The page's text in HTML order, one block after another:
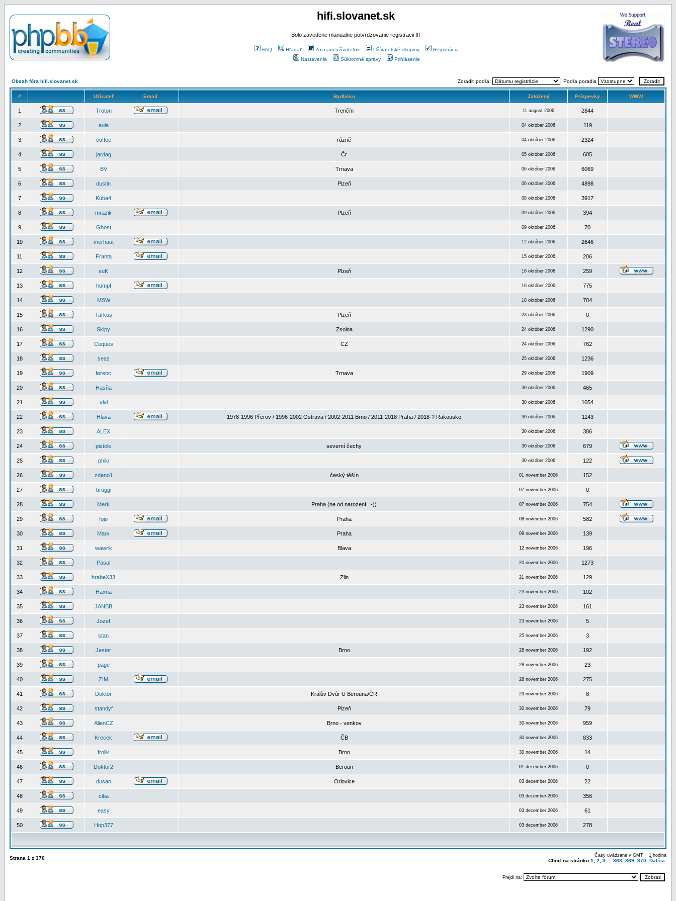
hifi.slovanet.sk
Bolo zavedene manualne potvrdzovanie registracii !!!
FAQ Hľadať Zoznam užívateľov Užívateľské skupiny
Registrácia
Nastavenia
Súkromné správy Prihlásenie
Obsah fóra hifi.slovanet.sk Zoradiť podľa: Podľa poradia
# Užívateľ Email Bydlisko Založený Príspevky WWW
1 Troton Trenčín 11 august 2006 2844
2 aula 04 október 2006 119
3 coffee různě 04 október 2006 2324
4 jardag Čr 05 október 2006 685
5 BV Trnava 06 október 2006 6069
6 dustin Plzeň 06 október 2006 4898
7 Kuba4 08 október 2006 3917
8 mrazik Plzeň 09 október 2006 394
9 Ghost 09 október 2006 70
10 merhaut 12 október 2006 2646
11 Franta 15 október 2006 206
12 suK Plzeň 16 október 2006 259
13 humpf 16 október 2006 775
14 MSW 18 október 2006 704
15 Tarkus Plzeň 23 október 2006 0
16 Skipy Zsolna 24 október 2006 1290
17 Coques CZ 24 október 2006 762
18 seas 25 október 2006 1236
19 ferenc Trnava 29 október 2006 1909
20 Hasňa 30 október 2006 465
21 vivi 30 október 2006 1054
22 Hlava 1978-1996 Přerov / 1996-2002 Ostrava / 2002-2011 Brno / 2011-2018 Praha / 2018-? Rakousko 30 október 2006 1143
23 ALEX 30 október 2006 386
24 pistole severní čechy 30 október 2006 679
25 philo 30 október 2006 122
26 zdeno1 český těšín 01 november 2006 152
27 bruggi 07 november 2006 0
28 Merk Praha (ne od narození! ;-)) 07 november 2006 754
29 fojo Praha 08 november 2006 582
30 Marx Praha 09 november 2006 139
31 wawrik Blava 12 november 2006 196
32 Pasul 20 november 2006 1273
33 hrabeX33 Zlin 21 november 2006 129
34 Haxna 23 november 2006 102
35 JANBB 23 november 2006 161
36 Jozef 23 november 2006 5
37 stan 25 november 2006 3
38 Jester Brno 28 november 2006 192
39 page 28 november 2006 23
40 ZIM 28 november 2006 275
41 Doktor Králův Dvůr U Berouna/ČR 29 november 2006 8
42 standyf Plzeň 30 november 2006 79
43 AlienCZ Brno - venkov 30 november 2006 959
44 Krecek ČB 30 november 2006 833
45 frolik Brno 30 november 2006 14
46 Doktor2 Beroun 01 december 2006 0
47 dusan Orlovice 03 december 2006 22
48 ciba 03 december 2006 356
49 easy 03 december 2006 61
50 Hop377 03 december 2006 278
Strana 1 z 370 Časy uvádzané v GMT + 1 hodina
Choď na stránku 1 2 3 368 369 370 Ďalšia
Prejdi na: